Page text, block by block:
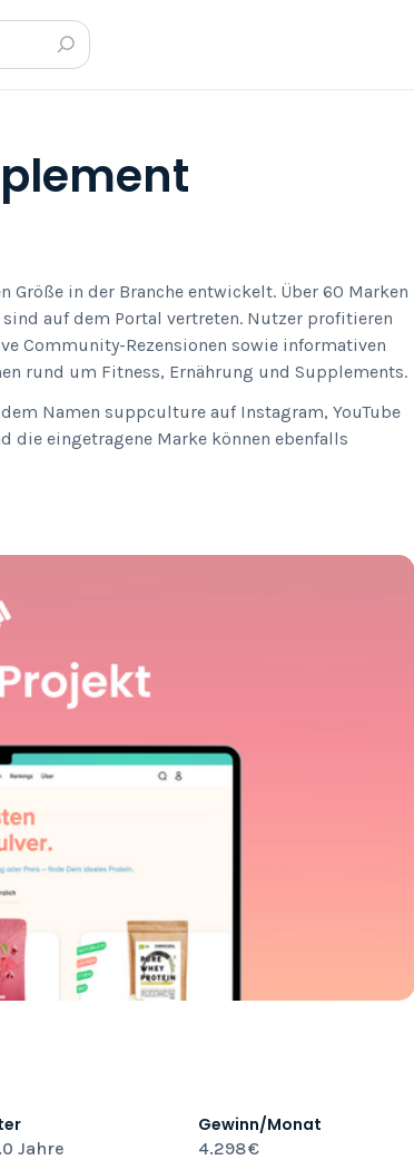
Größe in der Branche entwickelt. Über 60 Marken
auf dem Portal vertreten. Nutzer profitieren
Community-Rezensionen sowie informativen
rund um Fitness, Ernährung und Supplements.
Namen suppculture auf Instagram, YouTube
die eingetragene Marke können ebenfalls
Jahre
Gewinn/Monat
4.298 €